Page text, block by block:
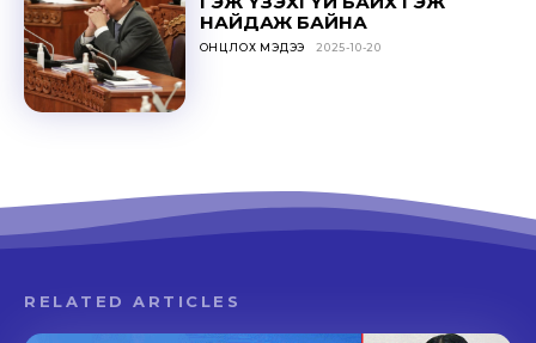
НАЙДАЖ БАЙНА
ОНЦЛОХ МЭДЭЭ 2025-10-20
RELATED ARTICLES